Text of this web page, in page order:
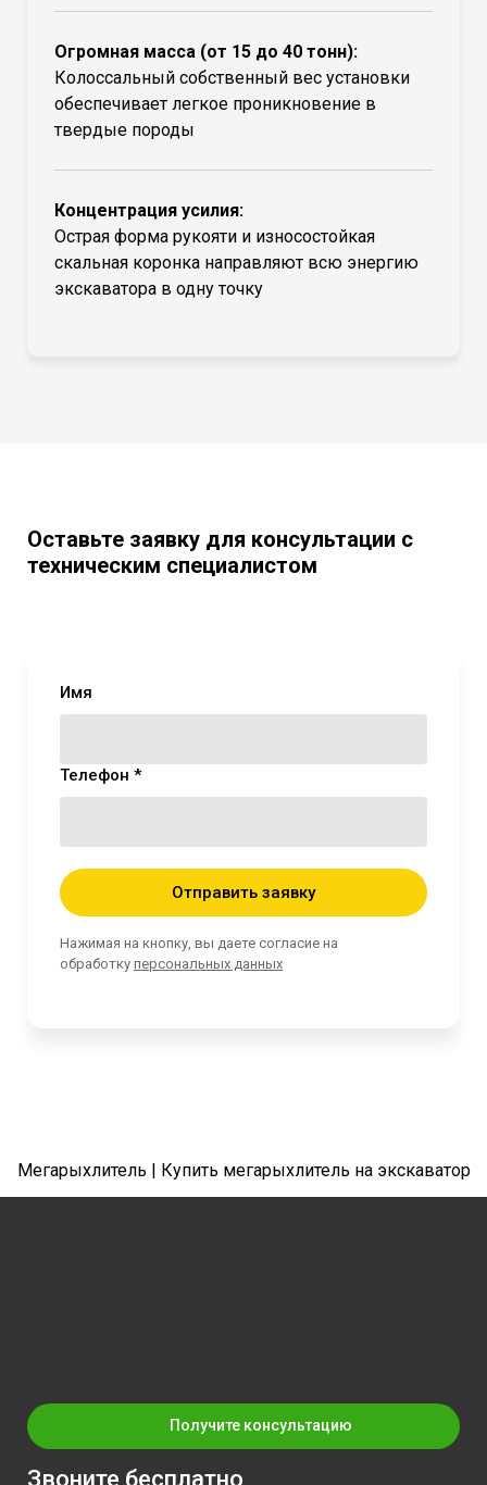
Огромная масса (от 15 до 40 тонн):
Колоссальный собственный вес установки
обеспечивает легкое проникновение в
твердые породы
Концентрация усилия:
Острая форма рукояти и износостойкая
скальная коронка направляют всю энергию
экскаватора в одну точку
Оставьте заявку для консультации с
техническим специалистом
Имя
Телефон *
Отправить заявку
Нажимая на кнопку, вы даете согласие на
обработку персональных данных
Мегарыхлитель | Купить мегарыхлитель на экскаватор
Получите консультацию
Звоните бесплатно